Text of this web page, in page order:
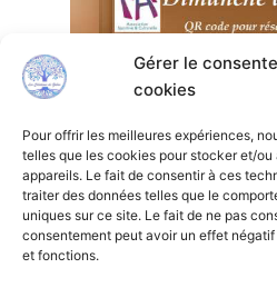
Gérer le
cookies
Pour offrir les meilleures expériences,
telles que les cookies pour stocker et/
appareils. Le fait de consentir à ces
traiter des données telles que le
uniques sur ce site. Le fait de ne pas
consentement peut avoir un effet
et fonctions.
novembre 30, 2024
2024 @ 6:00 pm
Marché de
AblisStade Tom